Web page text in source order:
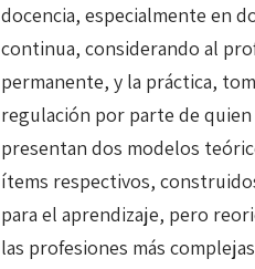
docencia, especialmente en
continua, considerando al
permanente, y la práctica,
regulación por parte de quien
presentan dos modelos
ítems respectivos,
para el aprendizaje, pero
las profesiones más